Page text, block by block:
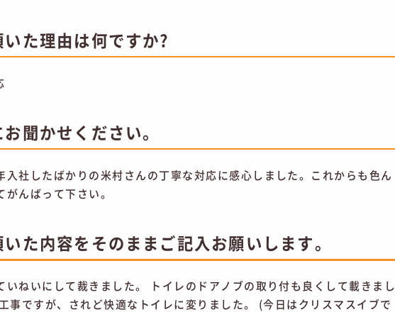
た理由は何ですか?
聞かせください。
入社したばかりの米村さんの丁寧な対応に感心しました。これからも色ん
んばって下さい。
た内容をそのままご記入お願いします。
いねいにして裁きました。 トイレのドアノブの取り付も良くして載きまし
事ですが、されど快適なトイレに変りました。 (今日はクリスマスイブで